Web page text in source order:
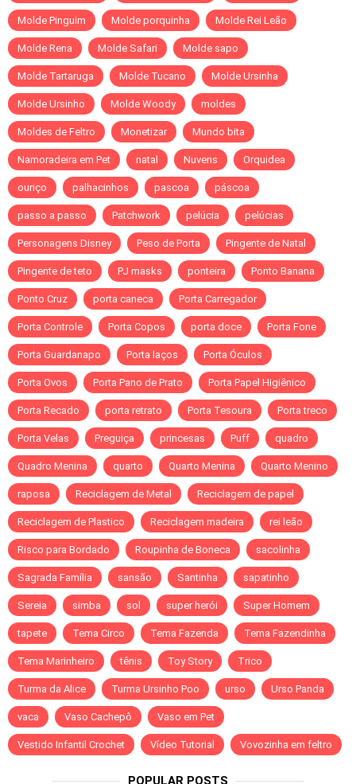
Molde Pinguim Molde porquinha Molde Rei Leão
Molde Rena Molde Safari Molde sapo
Molde Tartaruga Molde Tucano Molde Ursinha
Molde Ursinho Molde Woody moldes
Moldes de Feltro Monetizar Mundo bita
Namoradeira em Pet natal Nuvens Orquidea
ouriço palhacinhos pascoa páscoa
passo a passo Patchwork pelúcia pelúcias
Personagens Disney Peso de Porta Pingente de Natal
Pingente de teto PJ masks ponteira Ponto Banana
Ponto Cruz porta caneca Porta Carregador
Porta Controle Porta Copos porta doce Porta Fone
Porta Guardanapo Porta laços Porta Óculos
Porta Ovos Porta Pano de Prato Porta Papel Higiênico
Porta Recado porta retrato Porta Tesoura Porta treco
Porta Velas Preguiça princesas Puff quadro
Quadro Menina quarto Quarto Menina Quarto Menino
raposa Reciclagem de Metal Reciclagem de papel
Reciclagem de Plastico Reciclagem madeira rei leão
Risco para Bordado Roupinha de Boneca sacolinha
Sagrada Família sansão Santinha sapatinho
Sereia simba sol super herói Super Homem
tapete Tema Circo Tema Fazenda Tema Fazendinha
Tema Marinheiro tênis Toy Story Trico
Turma da Alice Turma Ursinho Poo urso Urso Panda
vaca Vaso Cachepô Vaso em Pet
Vestido Infantil Crochet Vídeo Tutorial Vovozinha em feltro
POPULAR POSTS